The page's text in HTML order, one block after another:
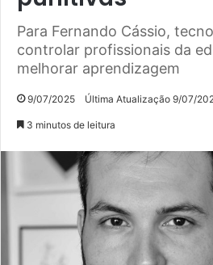
Para Fernando Cássio,
controlar profissionais da
melhorar aprendizagem
9/07/2025 Última Atualização 9/07/
3 minutos de leitura